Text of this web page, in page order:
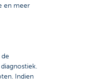
en meer
Indien